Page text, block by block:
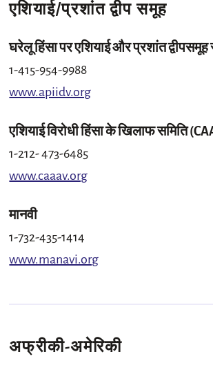
एशियाई/प्रशांत द्वीप समूह
घरेलू हिंसा पर एशियाई और प्रशांत
1-415-954-9988
www.apiidv.org
एशियाई विरोधी हिंसा के खिलाफ समिति
1-212- 473-6485
www.caaav.org
मानवी
1-732-435-1414
www.manavi.org
अफ्रीकी-अमेरिकी